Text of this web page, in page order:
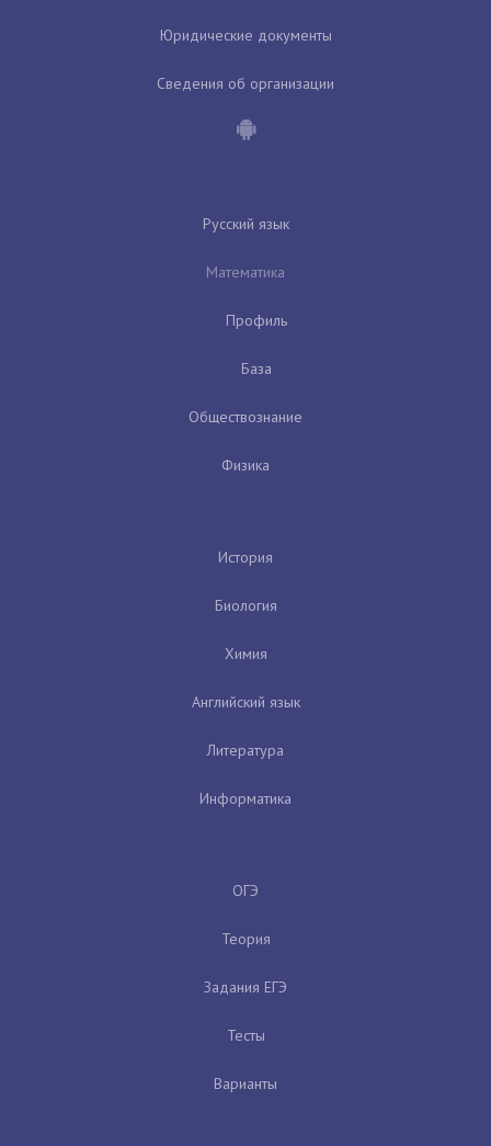
Юридические документы
Сведения об организации
Русский язык
Математика
Профиль
База
Обществознание
Физика
История
Биология
Химия
Английский язык
Литература
Информатика
ОГЭ
Теория
Задания ЕГЭ
Тесты
Варианты